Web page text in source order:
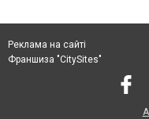
Реклама на сайті
Франшиза "CitySites"